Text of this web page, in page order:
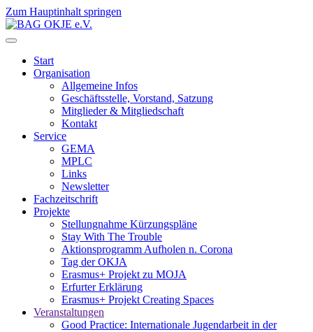
Zum Hauptinhalt springen
Start
Organisation
Allgemeine Infos
Geschäftsstelle, Vorstand, Satzung
Mitglieder & Mitgliedschaft
Kontakt
Service
GEMA
MPLC
Links
Newsletter
Fachzeitschrift
Projekte
Stellungnahme Kürzungspläne
Stay With The Trouble
Aktionsprogramm Aufholen n. Corona
Tag der OKJA
Erasmus+ Projekt zu MOJA
Erfurter Erklärung
Erasmus+ Projekt Creating Spaces
Veranstaltungen
Good Practice: Internationale Jugendarbeit in der